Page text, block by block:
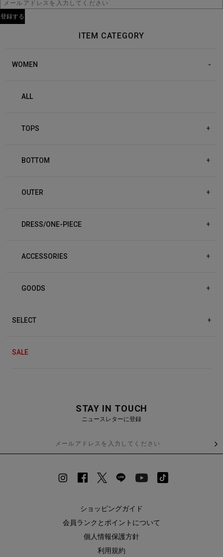
ITEM CATEGORY
WOMEN
ALL
TOPS +
BOTTOM +
OUTER +
DRESS/ONE-PIECE +
ACCESSORIES +
GOODS +
SELECT +
SALE
STAY IN TOUCH
ニュースレターに登録
ショッピングガイド
会員ランクとポイントについて
個人情報保護方針
利用規約